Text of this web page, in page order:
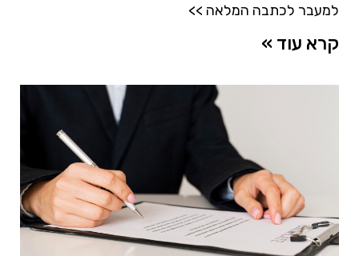
למעבר לכתבה המלאה >>
קרא עוד »